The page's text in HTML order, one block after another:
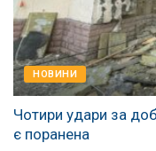
НОВИНИ
Чотири удари за
є поранена